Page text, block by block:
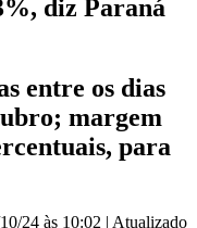
diz Paraná
entre os dias
margem
para
24 às 10:02 | Atualizado